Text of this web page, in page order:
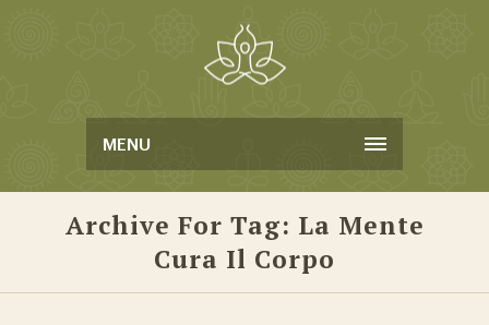
MENU
Archive For Tag: La Mente
Cura Il Corpo